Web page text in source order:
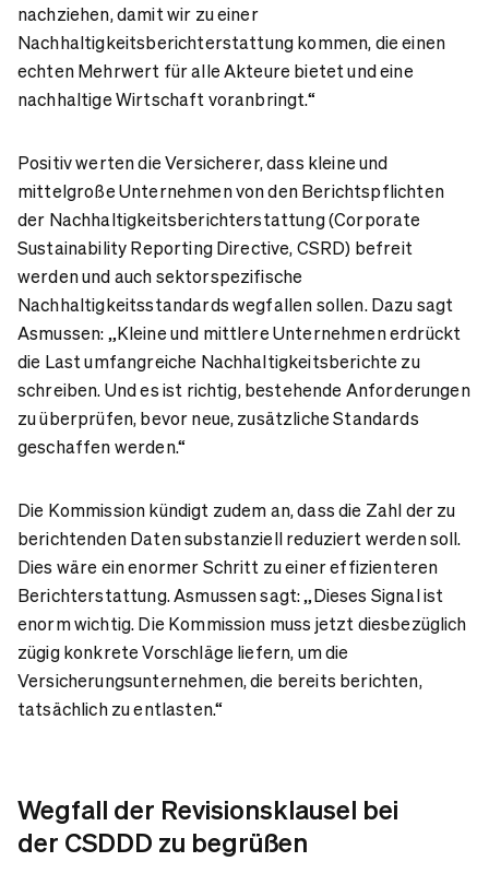
nachziehen, damit wir zu einer
Nachhaltigkeitsberichterstattung kommen, die einen
echten Mehrwert für alle Akteure bietet und eine
nachhaltige Wirtschaft voranbringt.“
Positiv werten die Versicherer, dass kleine und
mittelgroße Unternehmen von den Berichtspflichten
der Nachhaltigkeitsberichterstattung (Corporate
Sustainability Reporting Directive, CSRD) befreit
werden und auch sektorspezifische
Nachhaltigkeitsstandards wegfallen sollen. Dazu sagt
Asmussen: „Kleine und mittlere Unternehmen erdrückt
die Last umfangreiche Nachhaltigkeitsberichte zu
schreiben. Und es ist richtig, bestehende Anforderungen
zu überprüfen, bevor neue, zusätzliche Standards
geschaffen werden.“
Die Kommission kündigt zudem an, dass die Zahl der zu
berichtenden Daten substanziell reduziert werden soll.
Dies wäre ein enormer Schritt zu einer effizienteren
Berichterstattung. Asmussen sagt: „Dieses Signal ist
enorm wichtig. Die Kommission muss jetzt diesbezüglich
zügig konkrete Vorschläge liefern, um die
Versicherungsunternehmen, die bereits berichten,
tatsächlich zu entlasten.“
Wegfall der Revisionsklausel bei
der CSDDD zu begrüßen